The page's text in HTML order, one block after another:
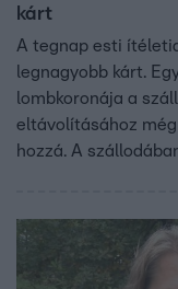
kárt
A tegnap esti
legnagyobb kárt.
lombkoronája a
eltávolításához
hozzá. A